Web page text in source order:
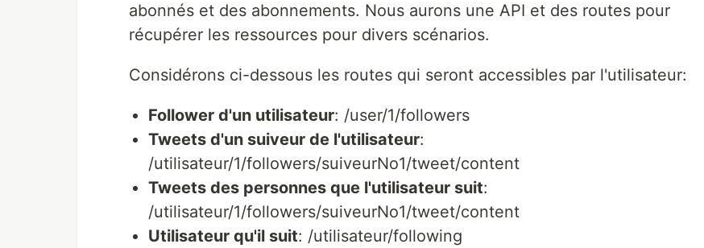
abonnés et des abonnements. Nous aurons une API et des routes pour
récupérer les ressources pour divers scénarios.
Considérons ci-dessous les routes qui seront accessibles par l'utilisateur:
Follower d'un utilisateur: /user/1/followers
Tweets d'un suiveur de l'utilisateur:
/utilisateur/1/followers/suiveurNo1/tweet/content
Tweets des personnes que l'utilisateur suit:
/utilisateur/1/followers/suiveurNo1/tweet/content
Utilisateur qu'il suit: /utilisateur/following